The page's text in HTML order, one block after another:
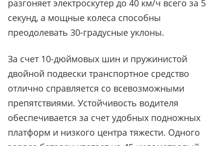
разгоняет электроскутер до 40 км/ч всего за 5
секунд, а мощные колеса способны
преодолевать 30-градусные уклоны.
За счет 10-дюймовых шин и пружинистой
двойной подвески транспортное средство
отлично справляется со всевозможными
препятствиями. Устойчивость водителя
обеспечивается за счет удобных подножных
платформ и низкого центра тяжести. Одного